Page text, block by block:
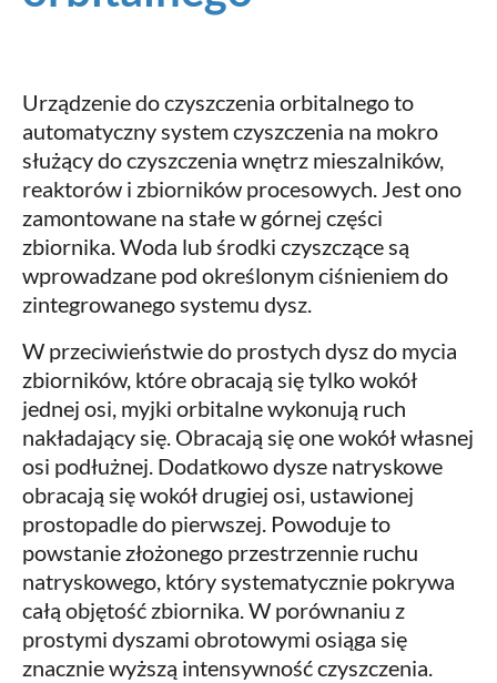
Urządzenie do czyszczenia orbitalnego to
automatyczny system czyszczenia na mokro
służący do czyszczenia wnętrz mieszalników,
reaktorów i zbiorników procesowych. Jest ono
zamontowane na stałe w górnej części
zbiornika. Woda lub środki czyszczące są
wprowadzane pod określonym ciśnieniem do
zintegrowanego systemu dysz.
W przeciwieństwie do prostych dysz do mycia
zbiorników, które obracają się tylko wokół
jednej osi, myjki orbitalne wykonują ruch
nakładający się. Obracają się one wokół własnej
osi podłużnej. Dodatkowo dysze natryskowe
obracają się wokół drugiej osi, ustawionej
prostopadle do pierwszej. Powoduje to
powstanie złożonego przestrzennie ruchu
natryskowego, który systematycznie pokrywa
całą objętość zbiornika. W porównaniu z
prostymi dyszami obrotowymi osiąga się
znacznie wyższą intensywność czyszczenia.